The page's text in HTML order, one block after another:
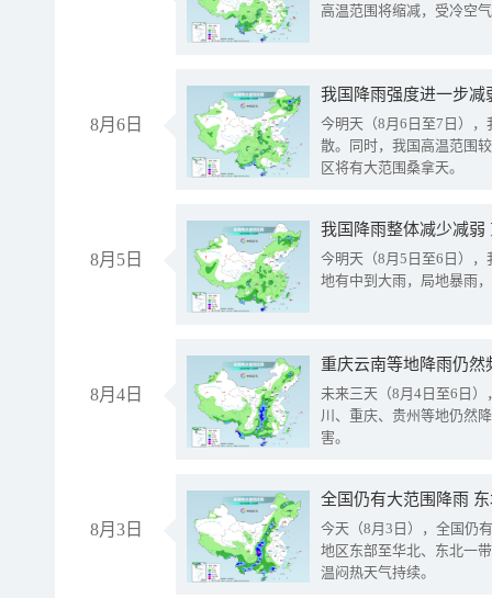
高温范围将缩减，受冷空
8月6日
今明天（8月6日至7日）
散。同时，我国高温范围
区将有大范围桑拿天。
8月5日
我国降雨整体减少减弱
今明天（8月5日至6日）
地有中到大雨，局地暴雨
8月4日
重庆云南等地降雨仍然
未来三天（8月4日至6日
川、重庆、贵州等地仍然
害。
8月3日
全国仍有大范围降雨
今天（8月3日），全国仍
地区东部至华北、东北一
温闷热天气持续。